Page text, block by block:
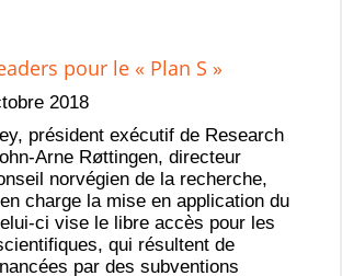
pour le « Plan S »
2018
président exécutif de Research
Arne Røttingen, directeur
norvégien de la recherche,
charge la mise en application du
ci vise le libre accès pour les
qui résultent de
par des subventions